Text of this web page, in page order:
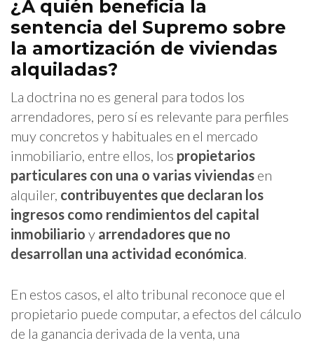
¿A quién beneficia la
sentencia del Supremo sobre
la amortización de viviendas
alquiladas?
La doctrina no es general para todos los
arrendadores, pero sí es relevante para perfiles
muy concretos y habituales en el mercado
inmobiliario, entre ellos, los propietarios
particulares con una o varias viviendas en
alquiler, contribuyentes que declaran los
ingresos como rendimientos del capital
inmobiliario y arrendadores que no
desarrollan una actividad económica.
En estos casos, el alto tribunal reconoce que el
propietario puede computar, a efectos del cálculo
de la ganancia derivada de la venta, una